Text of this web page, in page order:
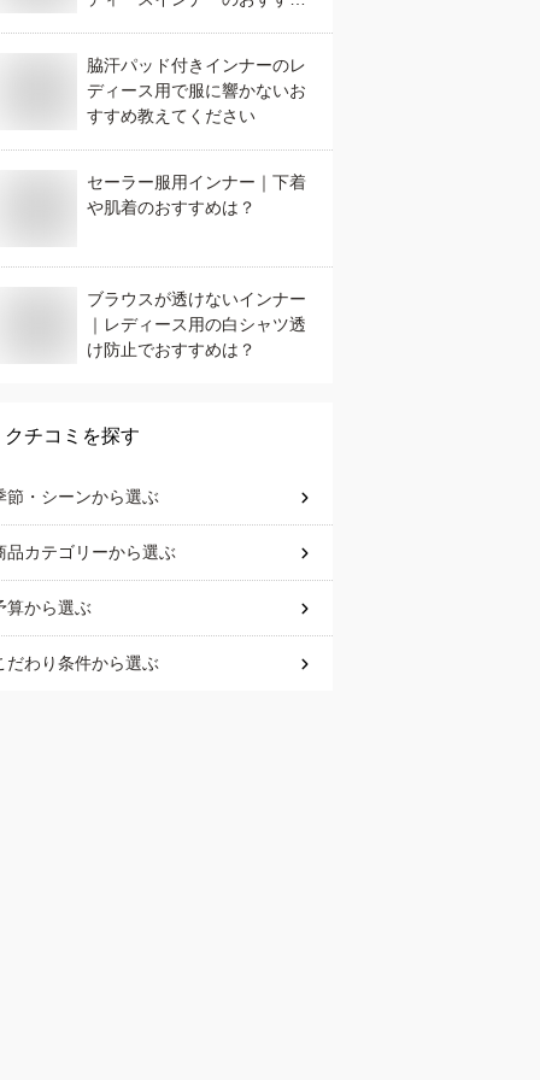
脇汗パッド付きインナーのレ
ディース用で服に響かないお
すすめ教えてください
セーラー服用インナー｜下着
や肌着のおすすめは？
ブラウスが透けないインナー
｜レディース用の白シャツ透
け防止でおすすめは？
クチコミを探す
節・シーンから選ぶ
品カテゴリーから選ぶ
算から選ぶ
だわり条件から選ぶ